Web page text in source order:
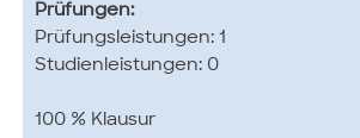
Prüfungen:
Prüfungsleistungen: 1
Studienleistungen: 0
100 % Klausur